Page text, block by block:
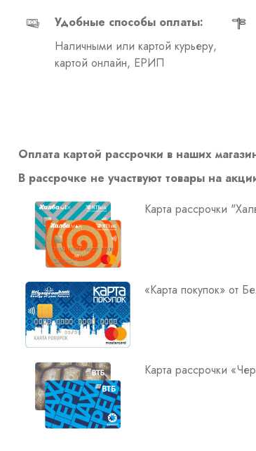
Удобные способы оплаты:
Наличными или картой курьеру,
картой онлайн, ЕРИП
Оплата картой рассрочки в наших
В рассрочке не участвуют товары на
Карта рассрочки
«Карта покупок» от
Карта рассрочки